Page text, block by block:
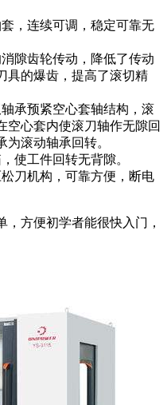
，连续可调，稳定可靠无
隙齿轮传动，降低了传动
具的爆齿，提高了滚切精
承预紧空心套轴结构，滚
空心套内使滚刀轴作无隙回
滚动轴承回转。
使工件回转无背隙。
刀机构，可靠方便，断电
方便初学者能很快入门，